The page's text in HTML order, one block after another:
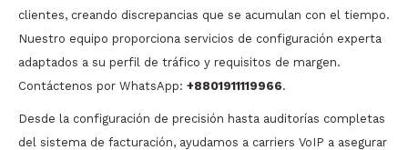
clientes, creando discrepancias que se acumulan con el tiempo.
Nuestro equipo proporciona servicios de configuración experta
adaptados a su perfil de tráfico y requisitos de margen.
Contáctenos por WhatsApp: +8801911119966.
Desde la configuración de precisión hasta auditorías completas
del sistema de facturación, ayudamos a carriers VoIP a asegurar